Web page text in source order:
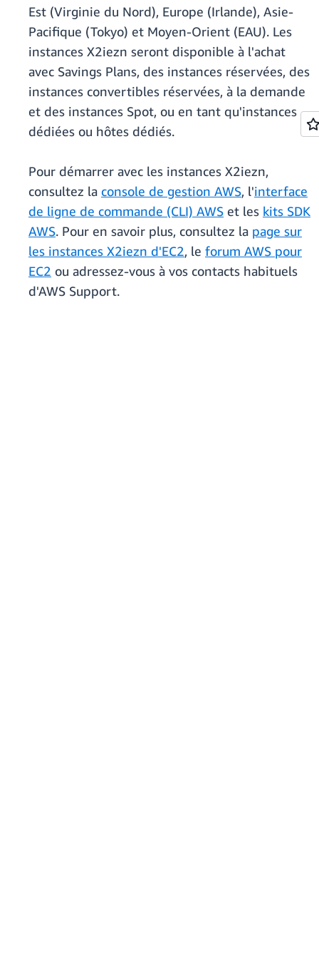
Est (Virginie du Nord), Europe (Irlande), Asie-
Pacifique (Tokyo) et Moyen-Orient (EAU). Les
instances X2iezn seront disponible à l'achat
avec Savings Plans, des instances réservées, des
instances convertibles réservées, à la demande
et des instances Spot, ou en tant qu'instances
dédiées ou hôtes dédiés.
Pour démarrer avec les instances X2iezn,
consultez la console de gestion AWS, l'interface
de ligne de commande (CLI) AWS et les kits SDK
AWS. Pour en savoir plus, consultez la page sur
les instances X2iezn d'EC2, le forum AWS pour
EC2 ou adressez-vous à vos contacts habituels
d'AWS Support.